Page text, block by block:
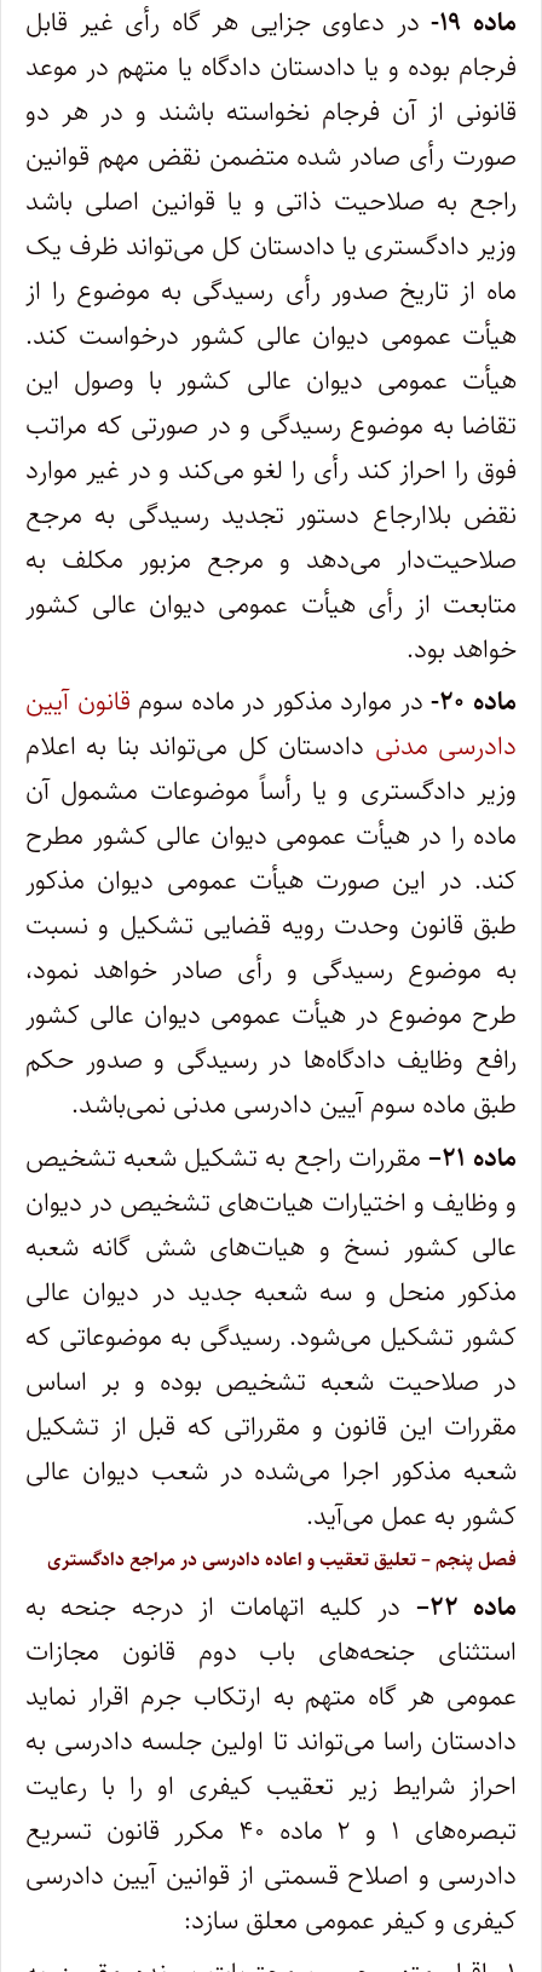
ماده ۱۹- در دعاوی جزایی هر گاه رأی غیر قابل
فرجام بوده و یا دادستان دادگاه یا متهم در موعد
قانونی از آن فرجام نخواسته باشند و در هر دو‌
صورت رأی صادر شده متضمن نقض مهم قوانین
راجع به صلاحیت ذاتی و یا قوانین اصلی باشد
وزیر دادگستری یا دادستان کل می‌تواند ظرف یک
ماه از تاریخ صدور رأی رسیدگی به موضوع را از
هیأت عمومی دیوان عالی کشور درخواست کند.
هیأت عمومی دیوان عالی کشور با وصول این
تقاضا به موضوع رسیدگی و در صورتی که مراتب
فوق را احراز کند رأی را لغو می‌کند و در غیر موارد
نقض بلاارجاع دستور تجدید رسیدگی به مرجع
صلاحیت‌دار می‌دهد و مرجع مزبور مکلف به
متابعت از رأی هیأت عمومی دیوان عالی کشور
خواهد بود.
‌ماده ۲۰- در موارد مذکور در ماده سوم قانون آیین
دادرسی مدنی دادستان کل می‌تواند بنا به اعلام
وزیر دادگستری و یا رأساً موضوعات مشمول آن
ماده را در هیأت عمومی دیوان عالی کشور مطرح
کند. در این صورت هیأت عمومی دیوان مذکور
طبق قانون وحدت رویه قضایی تشکیل و نسبت
به موضوع رسیدگی و رأی صادر خواهد نمود،
طرح موضوع در هیأت عمومی دیوان عالی کشور
رافع وظایف دادگاه‌ها در رسیدگی و صدور حکم
طبق ماده سوم آیین دادرسی مدنی نمی‌باشد.
ماده ۲۱– مقررات راجع به تشکیل شعبه تشخیص
و وظایف و اختیارات هیات‌های تشخیص در دیوان
عالی کشور نسخ و هیات‌های شش گانه شعبه
مذکور منحل و سه شعبه جدید در دیوان عالی
کشور تشکیل می‌شود. رسیدگی به موضوعاتی که
در صلاحیت شعبه تشخیص بوده و بر اساس
مقررات این قانون و مقرراتی که قبل از تشکیل
شعبه مذکور اجرا می‌شده در شعب دیوان عالی
کشور به عمل می‌آید.
‌فصل پنجم – تعلیق تعقیب و اعاده دادرسی در مراجع دادگستری
ماده ۲۲– در کلیه اتهامات از درجه جنحه به
استثنای جنحه‌های باب دوم قانون مجازات
عمومی هر گاه متهم به ارتکاب جرم اقرار نماید
دادستان راسا می‌تواند تا اولین جلسه دادرسی به
احراز شرایط زیر تعقیب کیفری او را با رعایت
تبصره‌های ۱ و ۲ ماده ۴۰ مکرر قانون تسریع
دادرسی و اصلاح قسمتی از قوانین آیین دادرسی
کیفری و کیفر عمومی معلق سازد: